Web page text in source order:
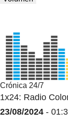
Crónica 24/7
1x24: Radio
23/08/2024 -